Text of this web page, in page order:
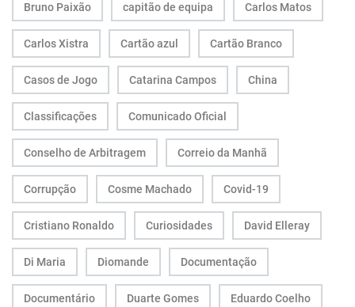
Bruno Paixão capitão de equipa Carlos Matos
Carlos Xistra Cartão azul Cartão Branco
Casos de Jogo Catarina Campos China
Classificações Comunicado Oficial
Conselho de Arbitragem Correio da Manhã
Corrupção Cosme Machado Covid-19
Cristiano Ronaldo Curiosidades David Elleray
Di Maria Diomande Documentação
Documentário Duarte Gomes Eduardo Coelho